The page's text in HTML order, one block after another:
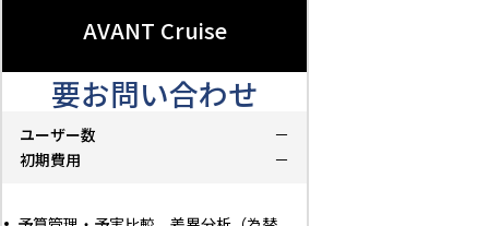
AVANT Cruise
要お問い合わせ
ユーザー数
－
初期費用
－